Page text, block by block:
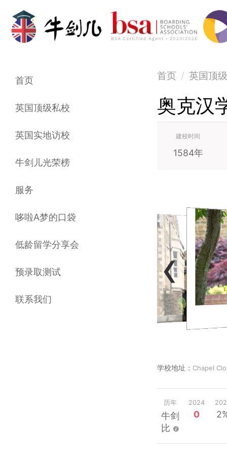
首页
英国顶级私校
英国实地访校
牛剑儿光荣榜
服务
哆啦A梦的口袋
低龄留学分享会
预录取测试
联系我们
首页 / 英国顶
奥克汉
建校时间
1584年
‹
学校地址： Chapel
历年
牛剑
比
2024
0